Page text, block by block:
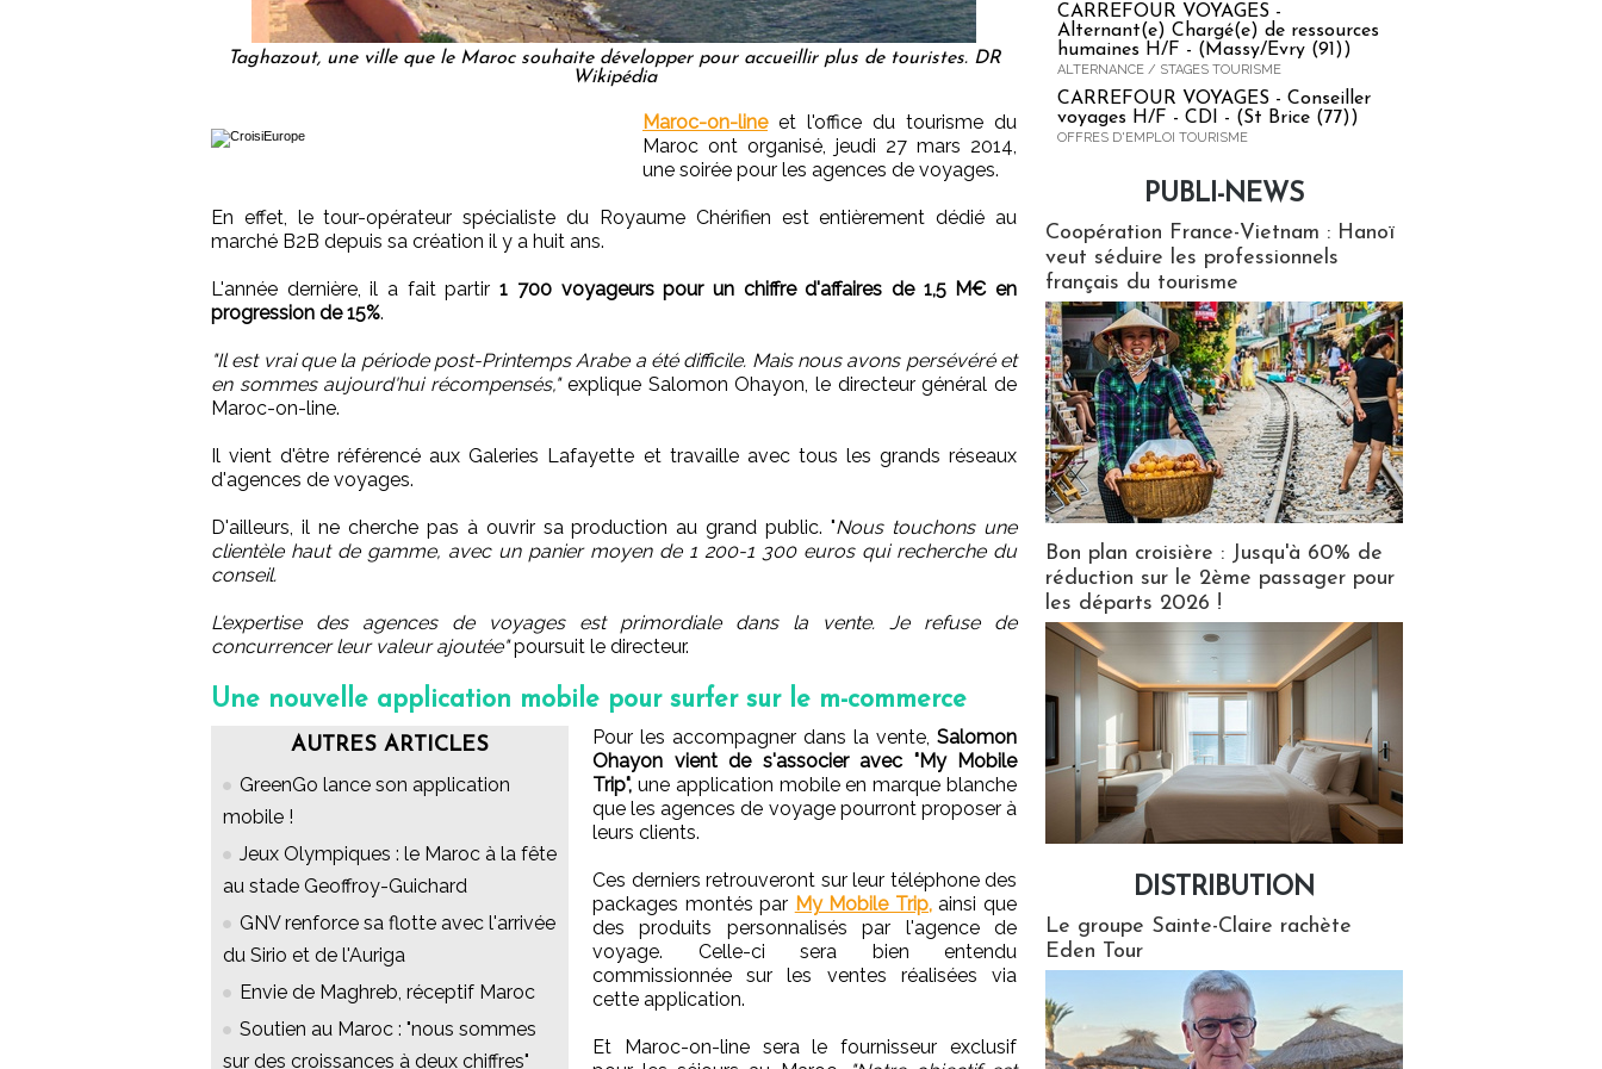
Taghazout, une ville que le Maroc souhaite développer pour accueillir plus de touristes. DR
Wikipédia
Maroc-on-lineet l'office du tourisme du
Maroc ont organisé, jeudi 27 mars 2014,
une soirée pour les agences de voyages.
En effet, le tour-opérateur spécialiste du Royaume Chérifien est entièrement dédié au
marché B2B depuis sa création il y a huit ans.
L'année dernière, il a fait partir1 700 voyageurs pour un chiffre d'affaires de 1,5 M€ en
progression de 15%.
"Il est vrai que la période post-Printemps Arabe a été difficile. Mais nous avons persévéré et
en sommes aujourd'hui récompensés,"explique Salomon Ohayon, le directeur général de
Maroc-on-line.
Il vient d'être référencé aux Galeries Lafayette et travaille avec tous les grands réseaux
d'agences de voyages.
D'ailleurs, il ne cherche pas à ouvrir sa production au grand public. "Nous touchons une
clientèle haut de gamme, avec un panier moyen de 1 200-1 300 euros qui recherche du
conseil.
L'expertise des agences de voyages est primordiale dans la vente. Je refuse de
concurrencer leur valeur ajoutée"poursuit le directeur.
Une nouvelle application mobile pour surfer sur le m-commerce
AUTRES ARTICLES
GreenGo lance son application
mobile !
Jeux Olympiques : le Maroc à la fête
au stade Geoffroy-Guichard
GNV renforce sa flotte avec l'arrivée
du Sirio et de l'Auriga
Envie de Maghreb, réceptif Maroc
Soutien au Maroc : "nous sommes
sur des croissances à deux chiffres"
Pour les accompagner dans la vente, Salomon
Ohayon vient de s'associer avec "My Mobile
Trip", une application mobile en marque blanche
que les agences de voyage pourront proposer à
leurs clients.
Ces derniers retrouveront sur leur téléphone des
packages montés par My Mobile Trip,ainsi que
des produits personnalisés par l'agence de
voyage. Celle-ci sera bien entendu
commissionnée sur les ventes réalisées via
cette application.
Et Maroc-on-line sera le fournisseur exclusif
CARREFOUR VOYAGES -
Alternant(e) Chargé(e) de ressources
humaines H/F - (Massy/Evry (91))
ALTERNANCE / STAGES TOURISME
CARREFOUR VOYAGES - Conseiller
voyages H/F - CDI - (St Brice (77))
OFFRES D'EMPLOI TOURISME
PUBLI-NEWS
Coopération France-Vietnam : Hanoï
veut séduire les professionnels
français du tourisme
Bon plan croisière : Jusqu'à 60% de
réduction sur le 2ème passager pour
les départs 2026 !
DISTRIBUTION
Le groupe Sainte-Claire rachète
Eden Tour